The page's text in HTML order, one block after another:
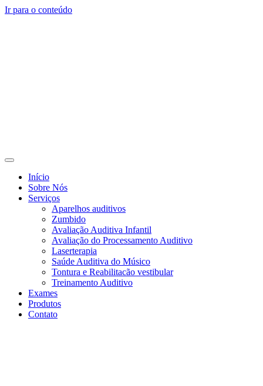
Ir para o conteúdo
Início
Sobre Nós
Serviços
Aparelhos auditivos
Zumbido
Avaliação Auditiva Infantil
Avaliação do Processamento Auditivo
Laserterapia
Saúde Auditiva do Músico
Tontura e Reabilitacão vestibular
Treinamento Auditivo
Exames
Produtos
Contato